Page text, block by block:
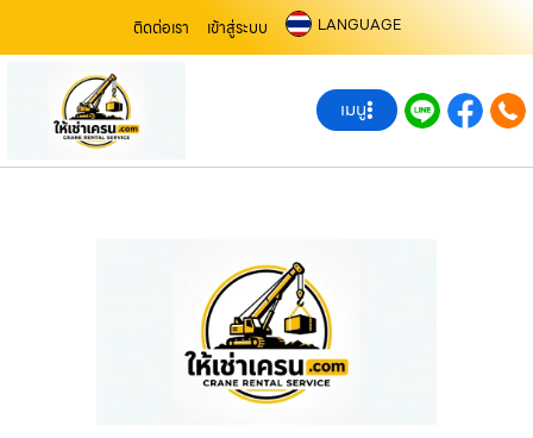
ติดต่อเรา เข้าสู่ระบบ LANGUAGE
เมนู